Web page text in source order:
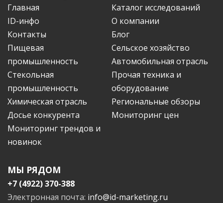
Главная
Каталог исследований
ID-инфо
О компании
Контакты
Блог
Пищевая
промышленность
Сельское хозяйство
Автомобильная отрасль
Стекольная
промышленность
Прочая техника и
оборудование
Химическая отрасль
Региональные обзоры
Досье конкурента
Мониторинг цен
Мониторинг трендов и
новинок
МЫ РЯДОМ
+7 (4922) 370-388
Электронная почта: info@id-marketing.ru